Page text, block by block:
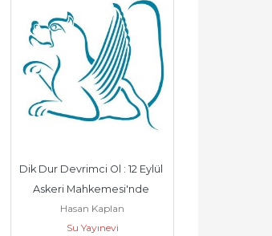
Dik Dur Devrimci Ol : 12 Eylül
Askeri Mahkemesi'nde
Sıradışı Bir Hakim...
Hasan Kaplan
Su Yayınevi